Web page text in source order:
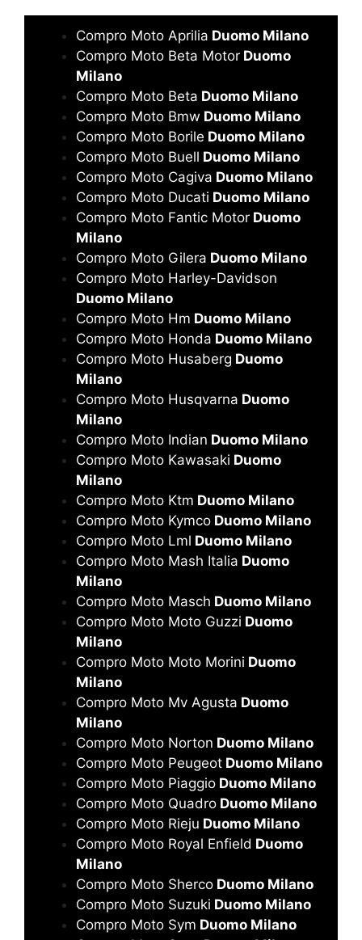
Compro Moto Aprilia Duomo Milano
Compro Moto Beta Motor Duomo
Milano
Compro Moto Beta Duomo Milano
Compro Moto Bmw Duomo Milano
Compro Moto Borile Duomo Milano
Compro Moto Buell Duomo Milano
Compro Moto Cagiva Duomo Milano
Compro Moto Ducati Duomo Milano
Compro Moto Fantic Motor Duomo
Milano
Compro Moto Gilera Duomo Milano
Compro Moto Harley-Davidson
Duomo Milano
Compro Moto Hm Duomo Milano
Compro Moto Honda Duomo Milano
Compro Moto Husaberg Duomo
Milano
Compro Moto Husqvarna Duomo
Milano
Compro Moto Indian Duomo Milano
Compro Moto Kawasaki Duomo
Milano
Compro Moto Ktm Duomo Milano
Compro Moto Kymco Duomo Milano
Compro Moto Lml Duomo Milano
Compro Moto Mash Italia Duomo
Milano
Compro Moto Masch Duomo Milano
Compro Moto Moto Guzzi Duomo
Milano
Compro Moto Moto Morini Duomo
Milano
Compro Moto Mv Agusta Duomo
Milano
Compro Moto Norton Duomo Milano
Compro Moto Peugeot Duomo Milano
Compro Moto Piaggio Duomo Milano
Compro Moto Quadro Duomo Milano
Compro Moto Rieju Duomo Milano
Compro Moto Royal Enfield Duomo
Milano
Compro Moto Sherco Duomo Milano
Compro Moto Suzuki Duomo Milano
Compro Moto Sym Duomo Milano